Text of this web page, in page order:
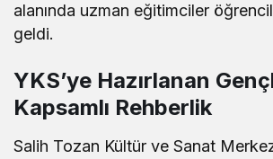
alanında uzman eğitimciler
geldi.
YKS’ye Hazırlanan
Kapsamlı Rehberlik
Salih Tozan Kültür ve Sanat